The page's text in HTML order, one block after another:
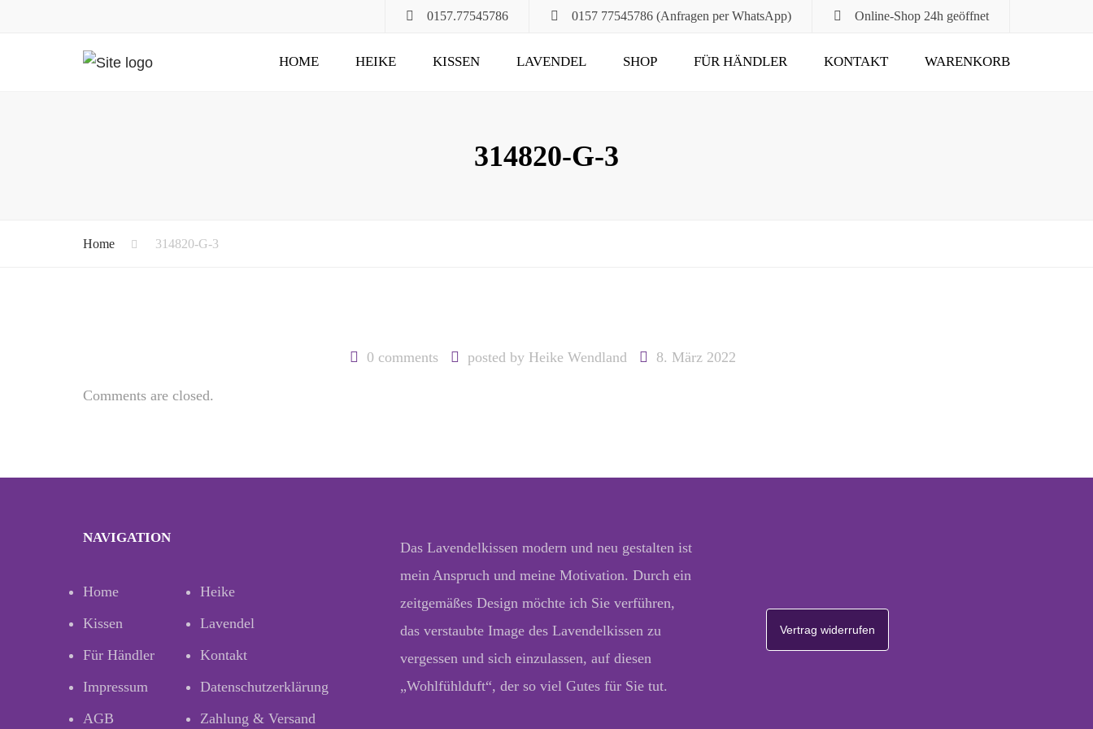
0157.77545786 0157 77545786 (Anfragen per WhatsApp) Online-Shop 24h geöffnet
Submit
HOME HEIKE KISSEN LAVENDEL
FÜR MUND, HALS
SHOP FÜR HÄNDLER KONTAKT WARENKORB
314820-G-3
Home 314820-G-3
0 comments posted by Heike Wendland 8. März 2022
Comments are closed.
NAVIGATION
Home
Heike
Kissen
Lavendel
Für Händler
Kontakt
Impressum
Datenschutzerklärung
AGB
Zahlung & Versand
Das Lavendelkissen modern und neu gestalten ist
mein Anspruch und meine Motivation. Durch ein
zeitgemäßes Design möchte ich Sie verführen,
das verstaubte Image des Lavendelkissen zu
vergessen und sich einzulassen, auf diesen
„Wohlfühlduft“, der so viel Gutes für Sie tut.
Vertrag widerrufen